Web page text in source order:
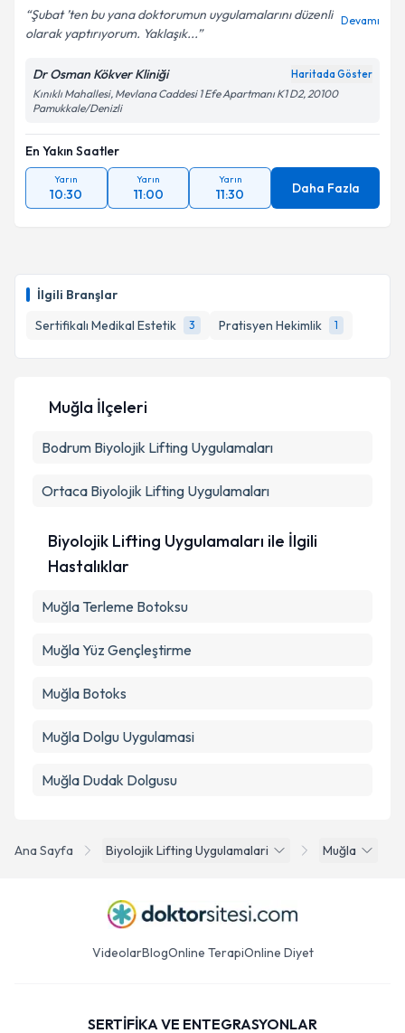
İlgili Branşlar
Sertifikalı Medikal Estetik
3 Pratisyen Hekimlik 1
Şubat ’ten bu yana doktorumun uygulamalarını düzenli
olarak yaptırıyorum. Yaklaşık...
Devamı
Dr Osman Kökver Kliniği Haritada Göster
Kınıklı Mahallesi, Mevlana Caddesi 1 Efe Apartmanı K1 D2, 20100
Pamukkale/Denizli
En Yakın Saatler
Yarın
10:30
Yarın
11:00
Yarın
11:30 Daha Fazla
Ana Sayfa Biyolojik Lifting Uygulamalari Muğla
Muğla İlçeleri
Bodrum Biyolojik Lifting Uygulamaları
Ortaca Biyolojik Lifting Uygulamaları
Biyolojik Lifting Uygulamaları ile İlgili
Hastalıklar
Muğla Terleme Botoksu
Muğla Yüz Gençleştirme
Muğla Botoks
Muğla Dolgu Uygulamasi
Muğla Dudak Dolgusu
VideolarBlogOnline TerapiOnline Diyet
SERTİFİKA VE ENTEGRASYONLAR